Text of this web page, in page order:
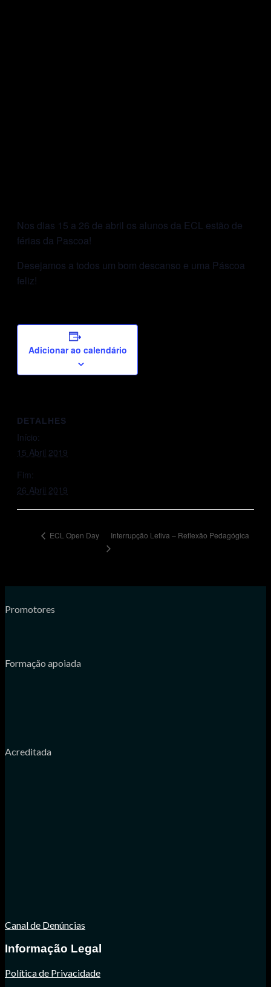
Nos dias 15 a 26 de abril os alunos da ECL estão de
férias da Pascoa!
Desejamos a todos um bom descanso e uma Páscoa
feliz!
Adicionar ao calendário
DETALHES
Início:
15 Abril 2019
Fim:
26 Abril 2019
ECL Open Day Interrupção Letiva – Reflexão Pedagógica
Promotores
Formação apoiada
Acreditada
Canal de Denúncias
Informação Legal
Política de Privacidade